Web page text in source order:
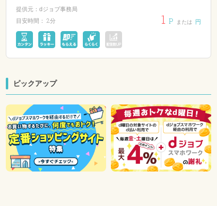
提供元：dジョブ事務局
目安時間： 2分 1 P または 円
ピックアップ